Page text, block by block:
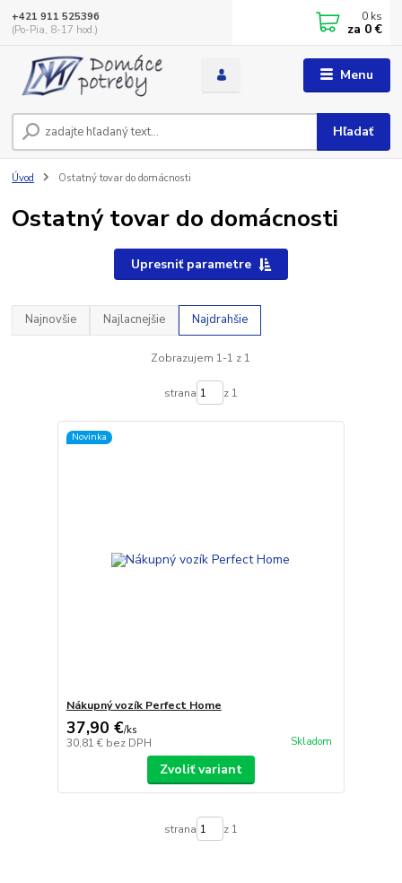
Menu
Hľadať
+421 911 525396
(Po-Pia, 8-17 hod.)
0 ks
za 0 €
Úvod Ostatný tovar do domácnosti
Ostatný tovar do domácnosti
Upresniť parametre
Najnovšie Najlacnejšie Najdrahšie
Zobrazujem 1-1 z 1
strana z 1
Novinka
Nákupný vozík Perfect Home
37,90 €/ks
30,81 € bez DPH Skladom
Zvoliť variant
strana z 1